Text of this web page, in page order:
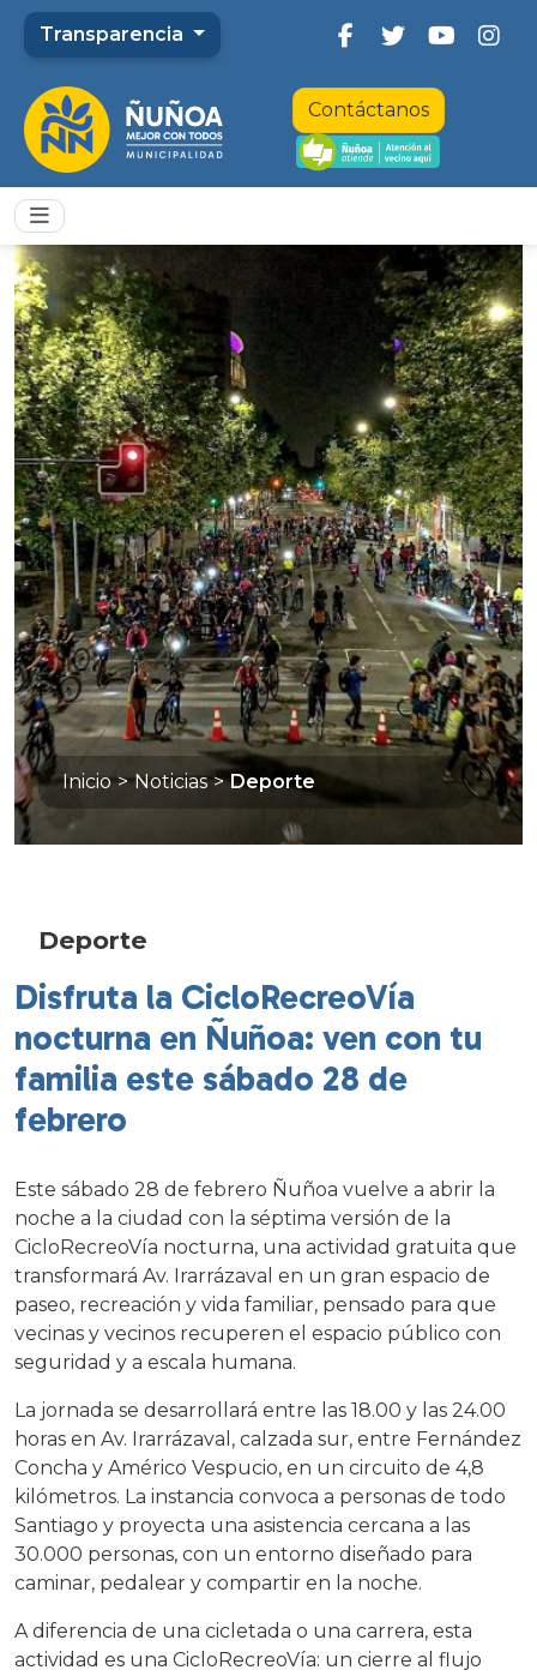
Transparencia
Contáctanos
Inicio > Noticias > Deporte
Deporte
Disfruta la CicloRecreoVía
nocturna en Ñuñoa: ven con tu
familia este sábado 28 de
febrero
Este sábado 28 de febrero Ñuñoa vuelve a abrir la
noche a la ciudad con la séptima versión de la
CicloRecreoVía nocturna, una actividad gratuita que
transformará Av. Irarrázaval en un gran espacio de
paseo, recreación y vida familiar, pensado para que
vecinas y vecinos recuperen el espacio público con
seguridad y a escala humana.
La jornada se desarrollará entre las 18.00 y las 24.00
horas en Av. Irarrázaval, calzada sur, entre Fernández
Concha y Américo Vespucio, en un circuito de 4,8
kilómetros. La instancia convoca a personas de todo
Santiago y proyecta una asistencia cercana a las
30.000 personas, con un entorno diseñado para
caminar, pedalear y compartir en la noche.
A diferencia de una cicletada o una carrera, esta
actividad es una CicloRecreoVía: un cierre al flujo